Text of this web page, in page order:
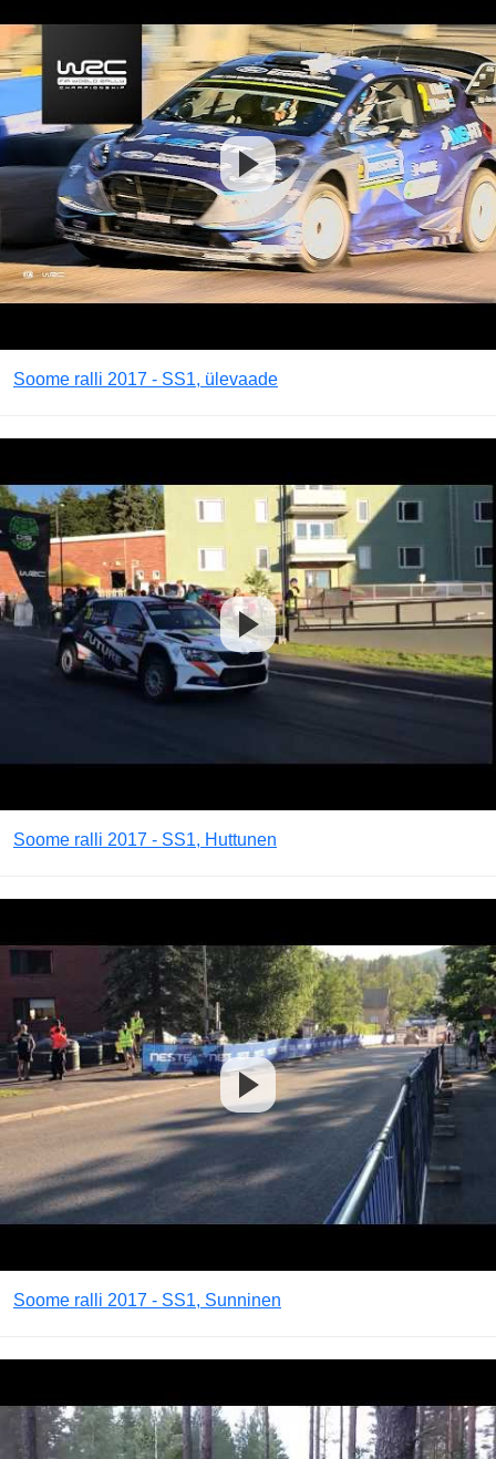
Soome ralli 2017 - SS1, ülevaade
Soome ralli 2017 - SS1, Huttunen
Soome ralli 2017 - SS1, Sunninen